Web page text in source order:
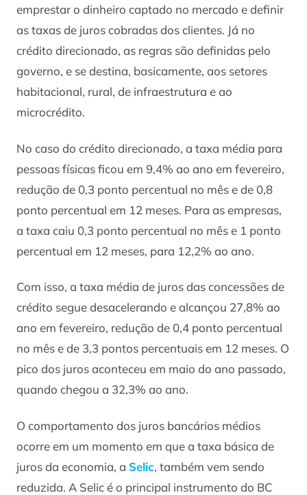
emprestar o dinheiro captado no mercado e definir
as taxas de juros cobradas dos clientes. Já no
crédito direcionado, as regras são definidas pelo
governo, e se destina, basicamente, aos setores
habitacional, rural, de infraestrutura e ao
microcrédito.
No caso do crédito direcionado, a taxa média para
pessoas físicas ficou em 9,4% ao ano em fevereiro,
redução de 0,3 ponto percentual no mês e de 0,8
ponto percentual em 12 meses. Para as empresas,
a taxa caiu 0,3 ponto percentual no mês e 1 ponto
percentual em 12 meses, para 12,2% ao ano.
Com isso, a taxa média de juros das concessões de
crédito segue desacelerando e alcançou 27,8% ao
ano em fevereiro, redução de 0,4 ponto percentual
no mês e de 3,3 pontos percentuais em 12 meses. O
pico dos juros aconteceu em maio do ano passado,
quando chegou a 32,3% ao ano.
O comportamento dos juros bancários médios
ocorre em um momento em que a taxa básica de
juros da economia, a Selic, também vem sendo
reduzida. A Selic é o principal instrumento do BC